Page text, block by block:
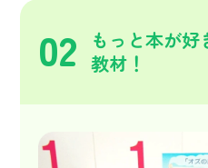
02
もっと本が
教材！